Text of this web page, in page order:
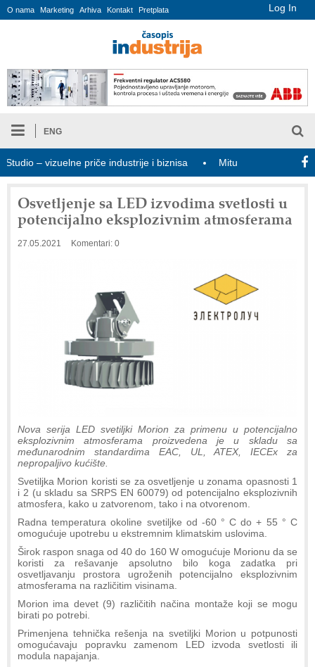
Log In
O nama Marketing Arhiva Kontakt Pretplata
ENG
– vizuelne priče industrije i biznisa Mitutoyo Crysta-Apex V
Osvetljenje sa LED izvodima svetlosti u
potencijalno eksplozivnim atmosferama
27.05.2021 Komentari: 0
Nova serija LED svetiljki Morion za primenu u potencijalno
eksplozivnim atmosferama proizvedena je u skladu sa
međunarodnim standardima EAC, UL, ATEX, IECEx za
nepropaljivo kućište.
Svetiljka Morion koristi se za osvetljenje u zonama opasnosti 1
i 2 (u skladu sa SRPS EN 60079) od potencijalno eksplozivnih
atmosfera, kako u zatvorenom, tako i na otvorenom.
Radna temperatura okoline svetiljke od -60 ° C do + 55 ° C
omogućuje upotrebu u ekstremnim klimatskim uslovima.
Širok raspon snaga od 40 do 160 W omogućuje Morionu da se
koristi za rešavanje apsolutno bilo koga zadatka pri
osvetljavanju prostora ugroženih potencijalno eksplozivnim
atmosferama na različitim visinama.
Morion ima devet (9) različitih načina montaže koji se mogu
birati po potrebi.
Primenjena tehnička rešenja na svetiljki Morion u potpunosti
omogućavaju popravku zamenom LED izvoda svetlosti ili
modula napajanja.